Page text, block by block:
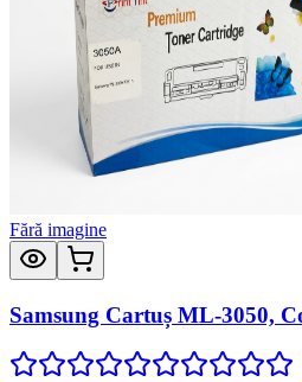
Fără imagine
Samsung Cartuș ML-3050,